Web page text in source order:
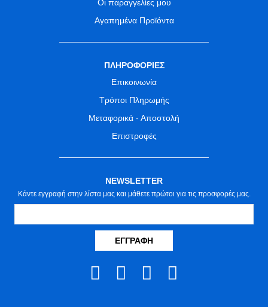
Οι παραγγελίες μου
Αγαπημένα Προϊόντα
ΠΛΗΡΟΦΟΡΙΕΣ
Επικοινωνία
Τρόποι Πληρωμής
Μεταφορικά - Αποστολή
Επιστροφές
NEWSLETTER
Κάντε εγγραφή στην λίστα μας και μάθετε πρώτοι για τις προσφορές μας.
ΕΓΓΡΑΦΉ